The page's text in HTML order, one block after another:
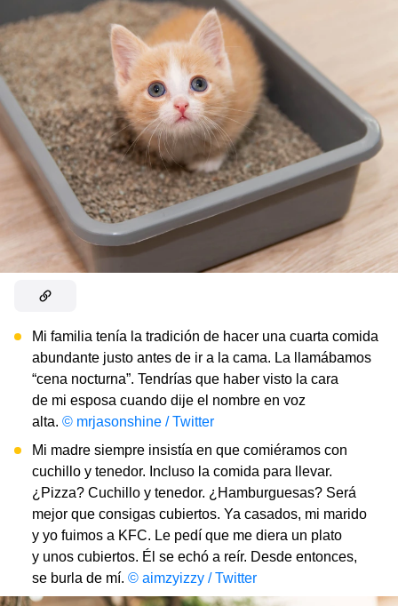
Mi familia tenía la tradición de hacer una cuarta comida
abundante justo antes de ir a la cama. La llamábamos
“cena nocturna”. Tendrías que haber visto la cara
de mi esposa cuando dije el nombre en voz
alta. © mrjasonshine / Twitter
Mi madre siempre insistía en que comiéramos con
cuchillo y tenedor. Incluso la comida para llevar.
¿Pizza? Cuchillo y tenedor. ¿Hamburguesas? Será
mejor que consigas cubiertos. Ya casados, mi marido
y yo fuimos a KFC. Le pedí que me diera un plato
y unos cubiertos. Él se echó a reír. Desde entonces,
se burla de mí. © aimzyizzy / Twitter